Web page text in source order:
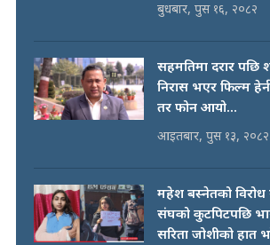
बुधबार, पुस १६, २०८२
सहमतिमा दरार पछि
निरास भएर फिल्म
तर फोन आयो...
आइतबार, पुस १३, २०८२
महेश बस्नेतको विरोध
संघको कुटपिटपछि
सरिता जोशीको हात